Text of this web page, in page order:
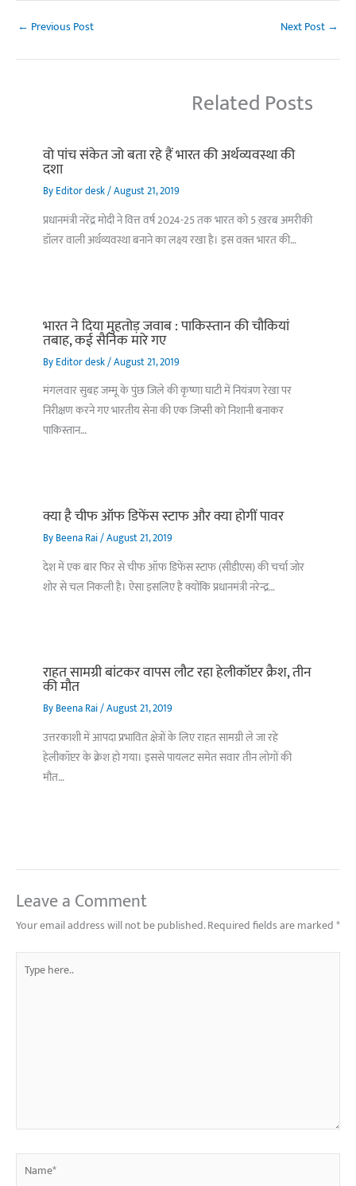
← Previous Post Next Post →
Related Posts
वो पांच संकेत जो बता रहे हैं भारत की अर्थव्यवस्था की
दशा
ByEditor desk/August 21, 2019
प्रधानमंत्री नरेंद्र मोदी ने वित्त वर्ष 2024-25 तक भारत को 5 ख़रब अमरीकी
डॉलर वाली अर्थव्यवस्था बनाने का लक्ष्य रखा है। इस वक़्त भारत की…
भारत ने दिया मुहतोड़ जवाब : पाकिस्‍तान की चौकियां
तबाह, कई सैनिक मारे गए
ByEditor desk/August 21, 2019
मंगलवार सुबह जम्मू के पुंछ जिले की कृष्णा घाटी में नियंत्रण रेखा पर
निरीक्षण करने गए भारतीय सेना की एक जिप्सी को निशानी बनाकर
पाकिस्तान…
क्या है चीफ ऑफ डिफेंस स्टाफ और क्या होगीं पावर
ByBeena Rai/August 21, 2019
देश में एक बार फिर से चीफ ऑफ डिफेंस स्टाफ (सीडीएस) की चर्चा जोर
शोर से चल निकली है। ऐसा इसलिए है क्योंकि प्रधानमंत्री नरेन्द्र…
राहत सामग्री बांटकर वापस लौट रहा हेलीकॉप्टर क्रैश, तीन
की मौत
ByBeena Rai/August 21, 2019
उत्तरकाशी में आपदा प्रभावित क्षेत्रों के लिए राहत सामग्री ले जा रहे
हेलीकॉप्टर के क्रेश हो गया। इससे पायलट समेत सवार तीन लोगों की
मौत…
Leave a Comment
Your email address will not be published.Required fields are marked*
here..